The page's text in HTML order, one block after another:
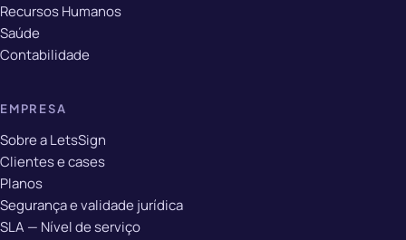
Recursos Humanos
Saúde
Contabilidade
EMPRESA
Sobre a LetsSign
Clientes e cases
Planos
Segurança e validade jurídica
SLA — Nível de serviço